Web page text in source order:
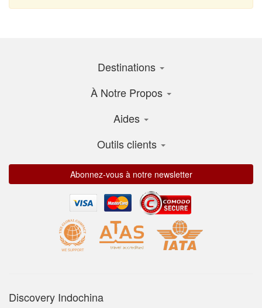
Destinations
À Notre Propos
Aides
Outils clients
Abonnez-vous à notre newsletter
Discovery Indochina